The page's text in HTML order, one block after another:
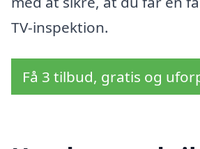
TV-inspektion.
Få 3 tilbud, gratis og